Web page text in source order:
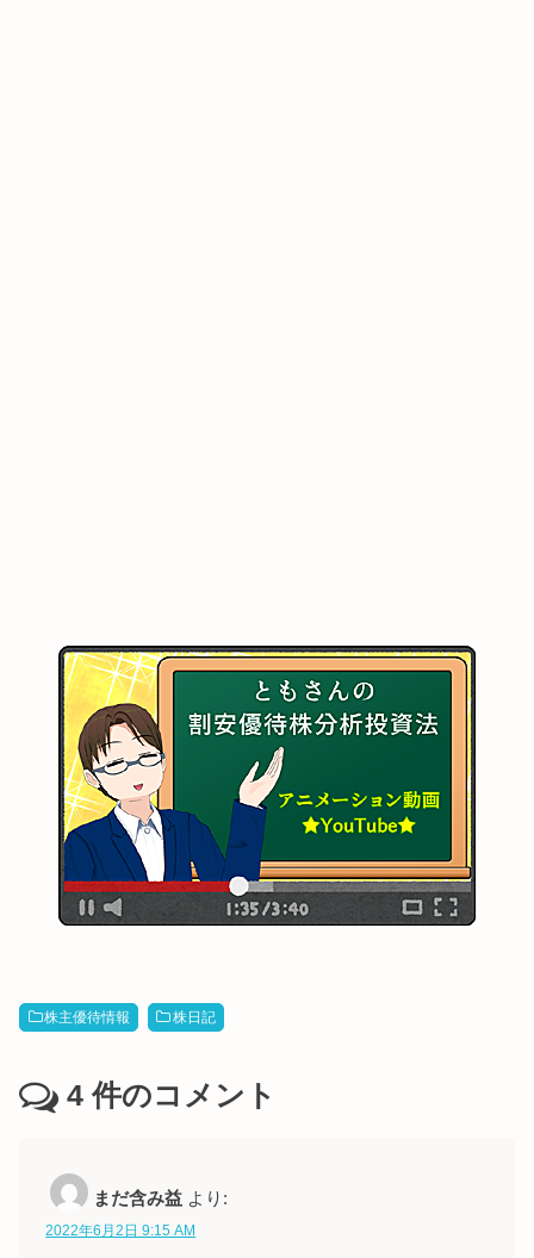
株主優待情報 株日記
4 件のコメント
まだ含み益 より:
2022年6月2日 9:15 AM